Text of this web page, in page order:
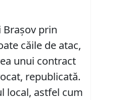
prin
căile de atac,
unui contract
republicată.
local, astfel cum